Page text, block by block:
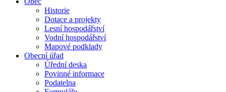
Historie
Dotace a projekty
Lesní hospodářství
Vodní hospodářství
Mapové podklady
Obecní úřad
Úřední deska
Povinné informace
Podatelna